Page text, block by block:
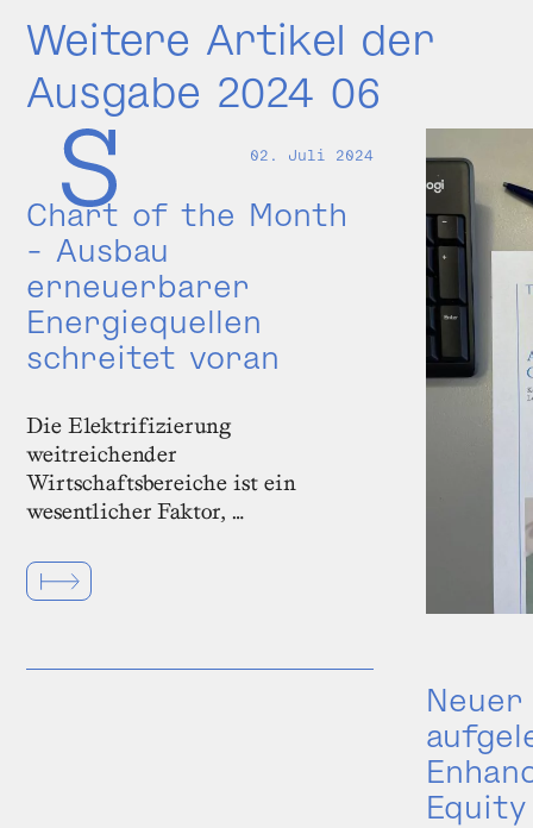
Weitere Artikel der
Ausgabe 2024 06
02. Juli 2024
Chart of the Month
- Ausbau
erneuerbarer
Energiequellen
schreitet voran
Die Elektrifizierung
weitreichender
Wirtschaftsbereiche ist ein
wesentlicher Faktor, …
Equity